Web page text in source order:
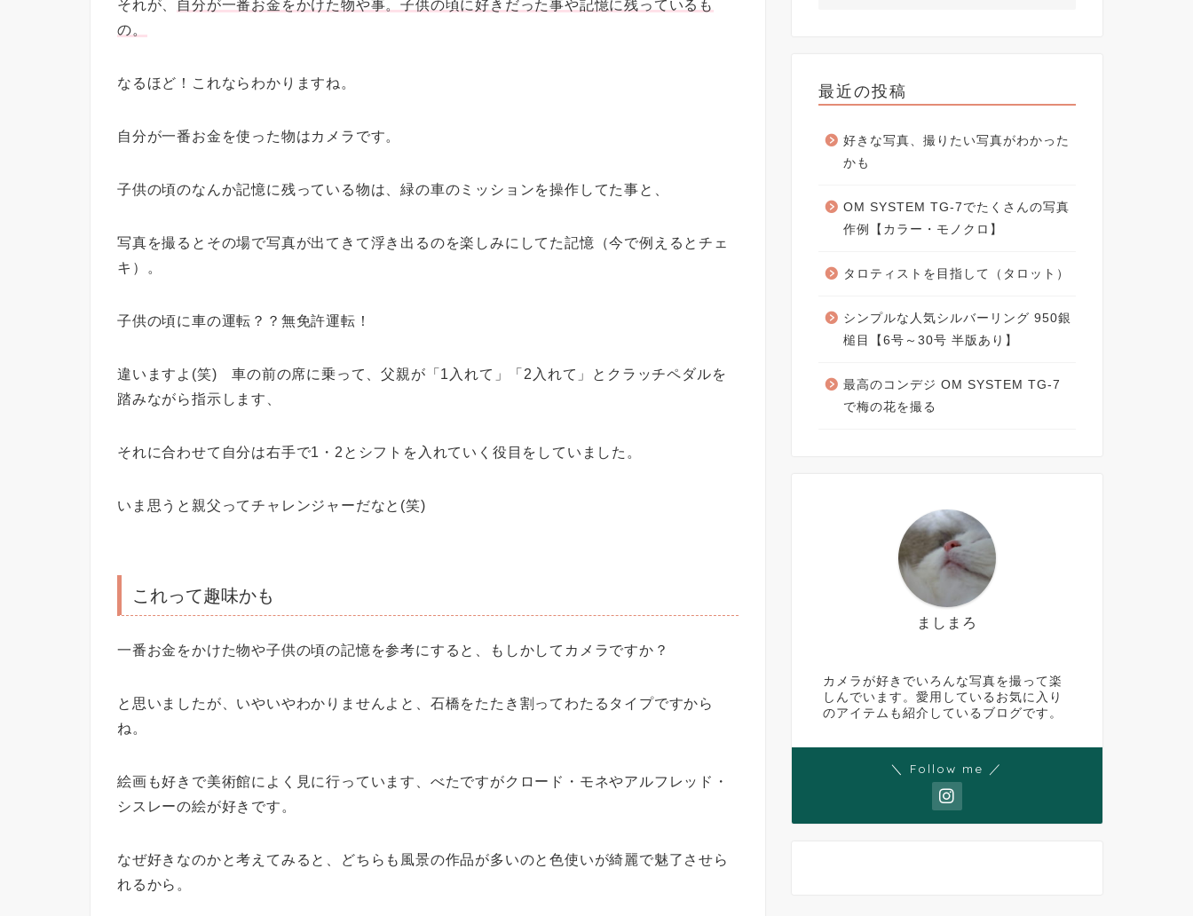
それが、
自分が一番お金をかけた物や事。子供の頃に好きだった事や記憶に残っているも
の。
なるほど！これならわかりますね。
自分が一番お金を使った物はカメラです。
子供の頃のなんか記憶に残っている物は、緑の車のミッションを操作してた事と、
写真を撮るとその場で写真が出てきて浮き出るのを楽しみにしてた記憶（今で例えるとチェ
キ）。
子供の頃に車の運転？？無免許運転！
違いますよ(笑) 車の前の席に乗って、父親が「1入れて」「2入れて」とクラッチペダルを
踏みながら指示します、
それに合わせて自分は右手で1・2とシフトを入れていく役目をしていました。
いま思うと親父ってチャレンジャーだなと(笑)
これって趣味かも
一番お金をかけた物や子供の頃の記憶を参考にすると、もしかしてカメラですか？
と思いましたが、いやいやわかりませんよと、石橋をたたき割ってわたるタイプですから
ね。
絵画も好きで美術館によく見に行っています、べたですがクロード・モネやアルフレッド・
シスレーの絵が好きです。
なぜ好きなのかと考えてみると、どちらも風景の作品が多いのと色使いが綺麗で魅了させら
れるから。
最近の投稿
好きな写真、撮りたい写真がわかった
かも
OM SYSTEM TG-7でたくさんの写真
作例【カラー・モノクロ】
タロティストを目指して（タロット）
シンプルな人気シルバーリング 950銀
槌目【6号～30号 半版あり】
最高のコンデジ OM SYSTEM TG-7
で梅の花を撮る
ましまろ
カメラが好きでいろんな写真を撮って楽
しんでいます。愛用しているお気に入り
のアイテムも紹介しているブログです。
＼ Follow me ／